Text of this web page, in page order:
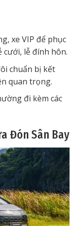
xe VIP để phục
cưới, lễ đính hôn.
chuẩn bị kết
quan trọng.
đi kèm các
Đón Sân Bay